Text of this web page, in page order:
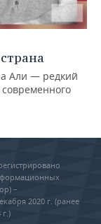
Али — редкий
–
2020 г. (ранее